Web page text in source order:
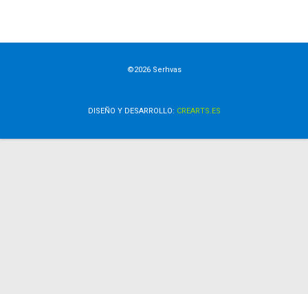
©2026 Serhvas
DISEÑO Y DESARROLLO: CREARTS.ES